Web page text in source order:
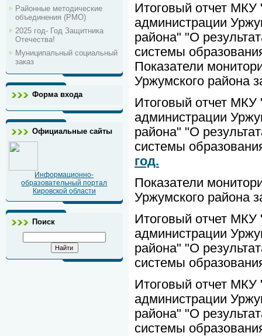
Районные методические
объединения (РМО)
2025 год- Год Защитника
Отечества!
Муниципальный социальный
заказ
Форма входа
Официальные сайты
Информационно-
образовательный портал
Кировской области
Поиск
Итоговый отчет МКУ
администрации
района" "О
системы
Показатели
Уржумского района
Итоговый отчет МКУ
администрации
района" "О
системы
год.
Показатели
Уржумского района
Итоговый отчет МКУ
администрации
района" "О
системы
Итоговый отчет МКУ
администрации
района" "О
системы